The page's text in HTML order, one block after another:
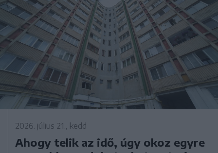
2026. július 21., kedd
Ahogy telik az idő, úgy okoz egyre